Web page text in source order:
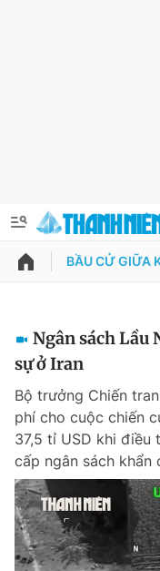
QUẢNG CÁO
Chuyên mục khác
Chào ngày mới
Tin thị trường
Thông tin tài
Đổi mật khẩu
Tin đã lưu
Tin đã xem
Đăng xuất
BẦU CỬ GIỮA
Ngân sách Lầu
sự ở Iran
Bộ trưởng Chiến
phí cho cuộc chiến
37,5 tỉ USD khi điều
cấp ngân sách khẩn